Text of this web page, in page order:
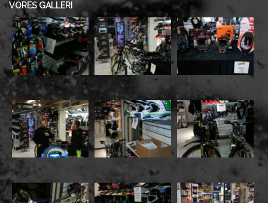
VORES GALLERI